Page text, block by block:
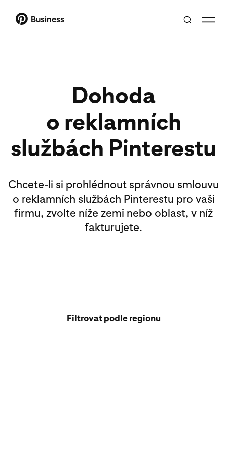
Business
Dohoda
o reklamních
službách Pinterestu
Chcete-li si prohlédnout správnou smlouvu
o reklamních službách Pinterestu pro vaši
firmu, zvolte níže zemi nebo oblast, v níž
fakturujete.
Filtrovat podle regionu